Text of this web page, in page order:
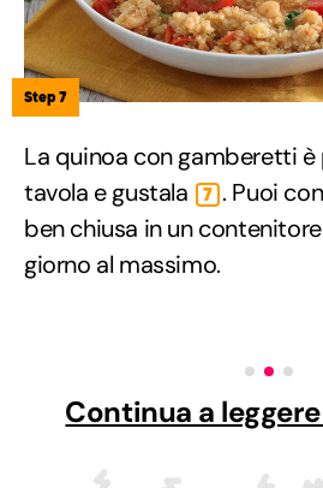
Step 7
La quinoa con gamberetti
tavola e gustala
7 . Puoi
ben chiusa in un
giorno al massimo.
Continua a